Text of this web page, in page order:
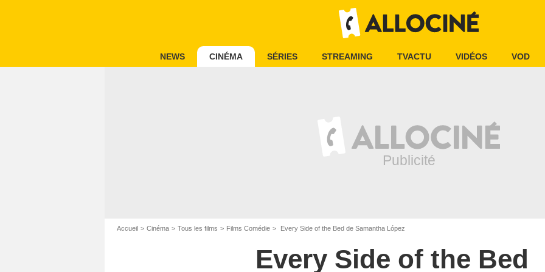
NEWS CINÉMA SÉRIES STREAMING TVACTU VIDÉOS VOD
Accueil Cinéma Tous les films Films Comédie Every Side of the Bed de Samantha López
Every Side of the Bed